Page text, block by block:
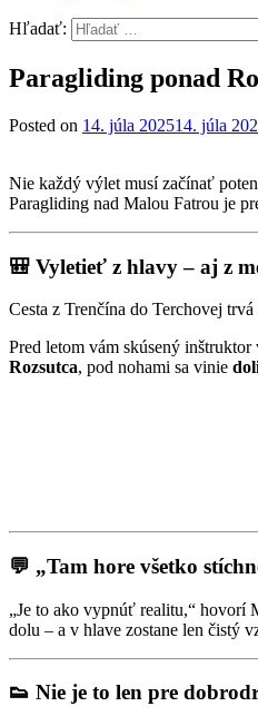
Hľadať:
Paragliding ponad
Posted on 14. júla 202514. júla
Nie každý výlet musí začínať
Paragliding nad Malou Fatrou je
🎒 Vyletieť z hlavy – aj z
Cesta z Trenčína do Terchovej
Pred letom vám skúsený
Rozsutca, pod nohami sa vinie
💬 „Tam hore všetko
„Je to ako vypnúť realitu,“ hovorí
dolu – a v hlave zostane len čistý
👟 Nie je to len pre